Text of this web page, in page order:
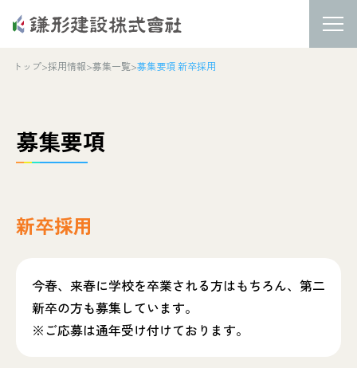
トップ>採用情報>募集一覧>募集要項 新卒採用
募集要項
新卒採用
今春、来春に学校を卒業される方はもちろん、第二
新卒の方も募集しています。
※ご応募は通年受け付けております。